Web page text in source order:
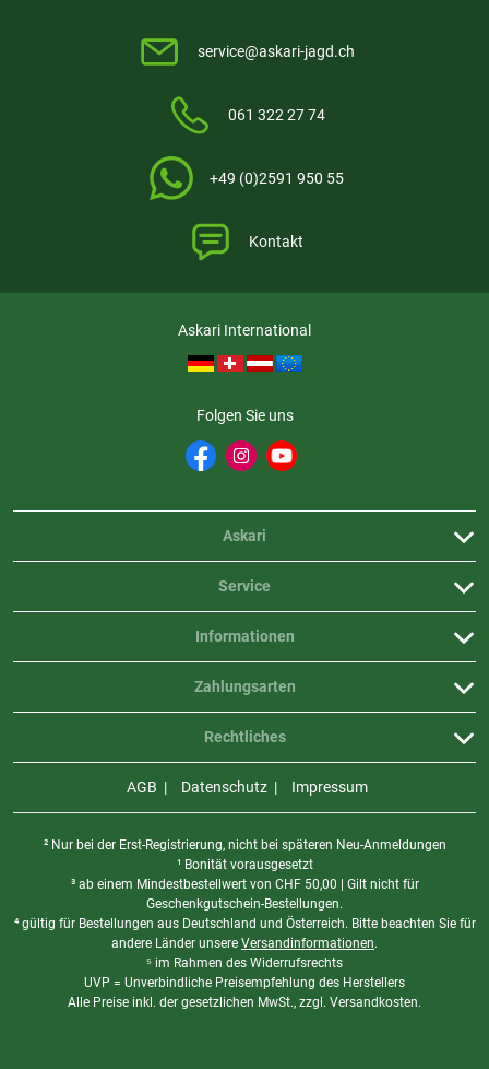
service@askari-jagd.ch
061 322 27 74
+49 (0)2591 950 55
Kontakt
Askari International
Folgen Sie uns
Askari
Service
Informationen
Rechtliches
Zahlungsarten
AGB Datenschutz Impressum
² Nur bei der Erst-Registrierung, nicht bei späteren Neu-Anmeldungen
¹ Bonität vorausgesetzt
³ ab einem Mindestbestellwert von CHF50,00 | Gilt nicht für
Geschenkgutschein-Bestellungen.
⁴ gültig für Bestellungen aus Deutschland und Österreich. Bitte beachten Sie für
andere Länder unsere Versandinformationen.
⁵ im Rahmen des Widerrufsrechts
UVP = Unverbindliche Preisempfehlung des Herstellers
Alle Preise inkl. der gesetzlichen MwSt., zzgl. Versandkosten.